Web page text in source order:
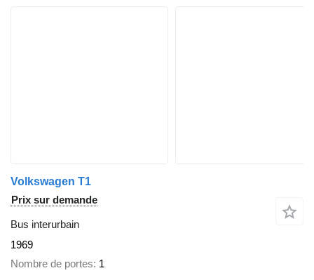
Volkswagen T1
Prix sur demande
Bus interurbain
1969
Nombre de portes 1